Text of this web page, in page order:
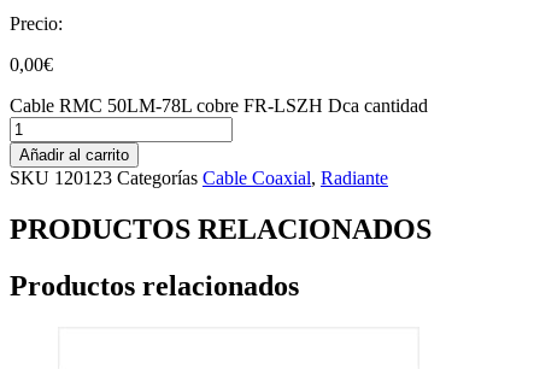
Precio:
0,00€
Cable RMC 50LM-78L cobre FR-LSZH Dca cantidad
Añadir al carrito
SKU 120123 Categorías Cable Coaxial, Radiante
PRODUCTOS RELACIONADOS
Productos relacionados